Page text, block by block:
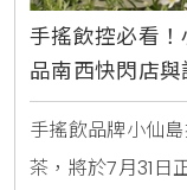
手搖飲控必看
品南西快閃店
手搖飲品牌小仙
茶，將於7月31日